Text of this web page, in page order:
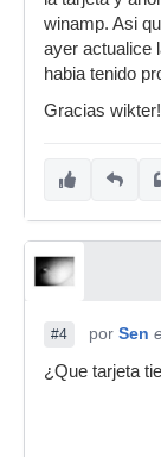
winamp. Asi
ayer actualice
habia tenido
Gracias wikter!
#4 por Sen
¿Que tarjeta